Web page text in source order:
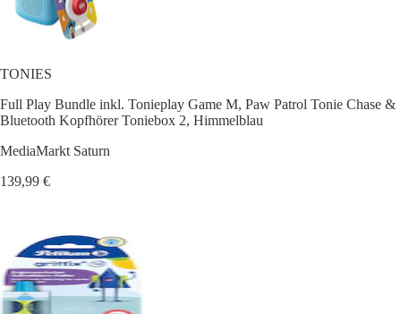
TONIES
Full Play Bundle inkl. Tonieplay Game M, Paw Patrol Tonie Chase &
Bluetooth Kopfhörer Toniebox 2, Himmelblau
MediaMarkt Saturn
139,99 €